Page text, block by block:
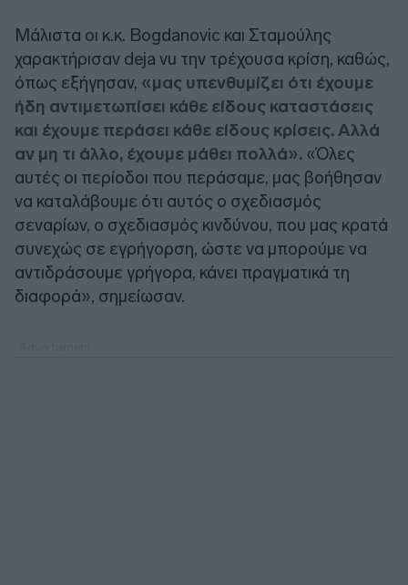
Μάλιστα οι κ.κ. Bogdanovic και Σταμούλης
χαρακτήρισαν deja vu την τρέχουσα κρίση, καθώς,
όπως εξήγησαν, «μας υπενθυμίζει ότι έχουμε
ήδη αντιμετωπίσει κάθε είδους καταστάσεις
και έχουμε περάσει κάθε είδους κρίσεις. Αλλά
αν μη τι άλλο, έχουμε μάθει πολλά». «Όλες
αυτές οι περίοδοι που περάσαμε, μας βοήθησαν
να καταλάβουμε ότι αυτός ο σχεδιασμός
σεναρίων, ο σχεδιασμός κινδύνου, που μας κρατά
συνεχώς σε εγρήγορση, ώστε να μπορούμε να
αντιδράσουμε γρήγορα, κάνει πραγματικά τη
διαφορά», σημείωσαν.